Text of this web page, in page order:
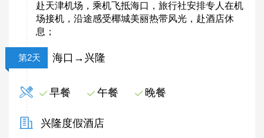
赴天津机场，乘机飞抵海口，旅行社安排专人在机
场接机，沿途感受椰城美丽热带风光，赴酒店休
息；
第2天 海口→兴隆
早餐 午餐 晚餐
兴隆度假酒店